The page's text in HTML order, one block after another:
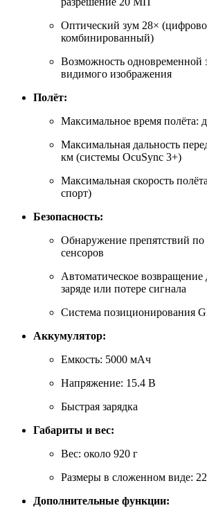
Оптический зум 28×
комбинированный)
Возможность одновременной
видимого изображения
Полёт:
Максимальное время полёта:
Максимальная дальность
км (системы OcuSync 3+)
Максимальная скорость
спорт)
Безопасность:
Обнаружение препятствий
сенсоров
Автоматическое
заряде или потере сигнала
Система позиционирования
Аккумулятор:
Емкость: 5000 мАч
Напряжение: 15.4 В
Быстрая зарядка
Габариты и вес:
Вес: около 920 г
Размеры в сложенном виде:
Дополнительные функции: